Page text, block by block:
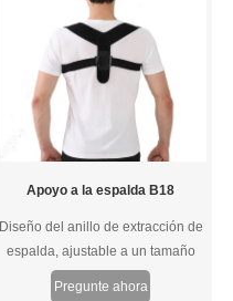
mantiene los pies secos. Flexible,
duradero y lavable.
Apoyo a la espalda B18
Diseño del anillo de extracción de
espalda, ajustable a un tamaño
cómodo. Estiramiento elástico
Pregunte ahora